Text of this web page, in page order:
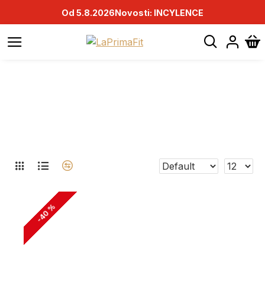
Od 5.8.2026Novosti: INCYLENCE
-40 %